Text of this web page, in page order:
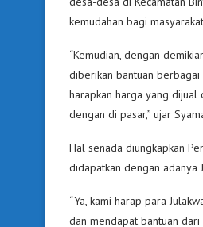
kemudahan bagi
“Kemudian, dengan
diberikan bantuan berbagai
harapkan harga yang dijual
dengan di pasar,” ujar
Hal senada diungkapkan
didapatkan dengan adanya
“Ya, kami harap para
dan mendapat bantuan dari